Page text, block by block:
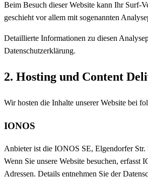
Beim Besuch dieser Website kann Ihr Surf-
geschieht vor allem mit sogenannten
Detaillierte Informationen zu diesen
Datenschutzerklärung.
2. Hosting und Content
Wir hosten die Inhalte unserer Website bei
IONOS
Anbieter ist die IONOS SE, Elgendorfer
Wenn Sie unsere Website besuchen,
Adressen. Details entnehmen Sie der